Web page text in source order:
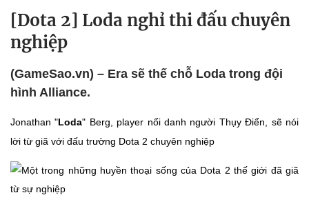
[Dota 2] Loda nghỉ thi đấu chuyên
nghiệp
(GameSao.vn) – Era sẽ thế chỗ Loda trong đội
hình Alliance.
Jonathan "Loda" Berg, player nổi danh người Thụy Điển, sẽ nói
lời từ giã với đấu trường Dota 2 chuyên nghiệp